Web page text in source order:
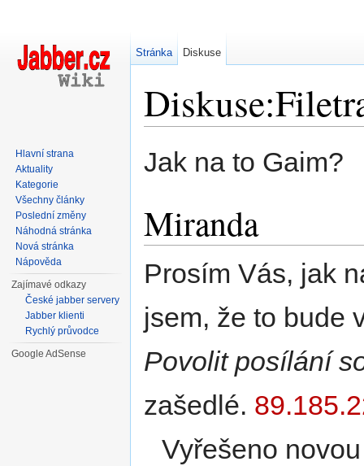
Jak na to Gaim?
Miranda
Prosím Vás, jak
jsem, že to bude
Povolit posílání
zašedlé.
Vyřešeno
Stránka Diskuse
Hlavní strana
Aktuality
Kategorie
Všechny články
Poslední změny
Náhodná stránka
Nová stránka
Nápověda
Zajímavé odkazy
České jabber servery
Jabber klienti
Rychlý průvodce
Google AdSense